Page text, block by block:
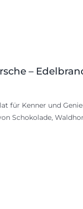
–
für Kenner und
Schokolade,